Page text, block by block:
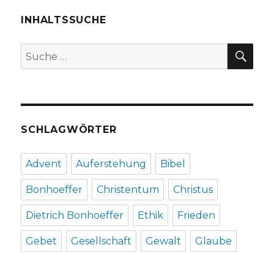
INHALTSSUCHE
Suche
nach:
SCHLAGWÖRTER
Advent Auferstehung Bibel
Bonhoeffer Christentum Christus
Dietrich Bonhoeffer Ethik Frieden
Gebet Gesellschaft Gewalt Glaube